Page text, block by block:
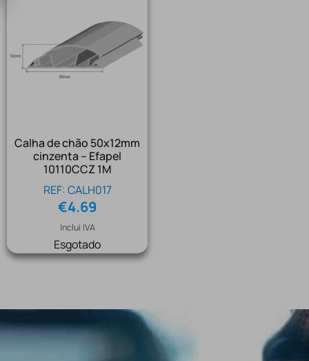
Calha de chão 50x12mm
cinzenta – Efapel
10110CCZ 1M
REF: CALH017
€4.69
Inclui IVA
Esgotado